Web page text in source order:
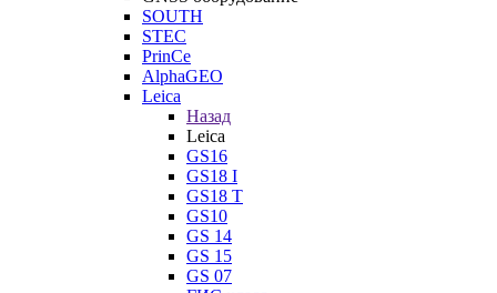
SOUTH
STEC
PrinCe
AlphaGEO
Leica
Назад
Leica
GS16
GS18 I
GS18 T
GS10
GS 14
GS 15
GS 07